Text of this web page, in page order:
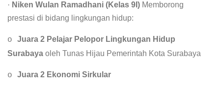
· Niken Wulan Ramadhani (Kelas 9I) Memborong
prestasi di bidang lingkungan hidup:
o Juara 2 Pelajar Pelopor Lingkungan Hidup
Surabaya oleh Tunas Hijau Pemerintah Kota Surabaya
o Juara 2 Ekonomi Sirkular